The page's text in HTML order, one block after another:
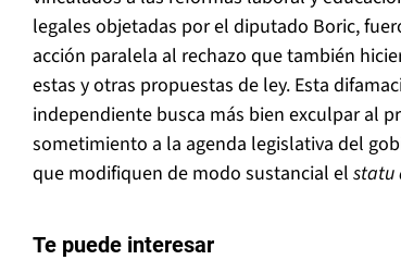
legales objetadas por el diputado Boric,
acción paralela al rechazo que también
estas y otras propuestas de ley. Esta
independiente busca más bien exculpar al
sometimiento a la agenda legislativa del
que modifiquen de modo sustancial el statu
Te puede interesar